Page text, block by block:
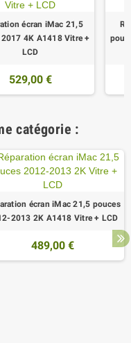
écran iMac 21,5
4K A1418 Vitre +
LCD
529,00 €
catégorie :
écran iMac 21,5 pouces
2013 2K A1418 Vitre + LCD
489,00 €